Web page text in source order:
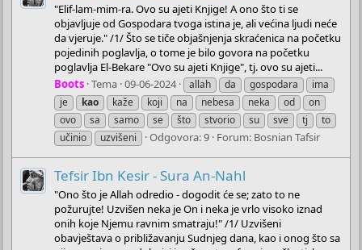
"Elif-lam-mim-ra. Ovo su ajeti Knjige! A ono što ti se
objavljuje od Gospodara tvoga istina je, ali većina ljudi neće
da vjeruje." /1/ Što se tiče objašnjenja skraćenica na početku
pojedinih poglavlja, o tome je bilo govora na početku
poglavlja El-Bekare "Ovo su ajeti Knjige", tj. ovo su ajeti...
Boots Tema 09-06-2024 allah da gospodara
ima
je
kao kaže koji na nebesa neka od
on
ovo
sa samo se što stvorio su sve tj
to
učinio
uzvišeni Odgovora: 9 Forum: Bosnian Tafsir
Tefsir Ibn Kesir - Sura An-Nahl
"Ono što je Allah odredio - dogodit će se; zato to ne
požurujte! Uzvišen neka je On i neka je vrlo visoko iznad
onih koje Njemu ravnim smatraju!" /1/ Uzvišeni
obavještava o približavanju Sudnjeg dana, kao i onog što sa